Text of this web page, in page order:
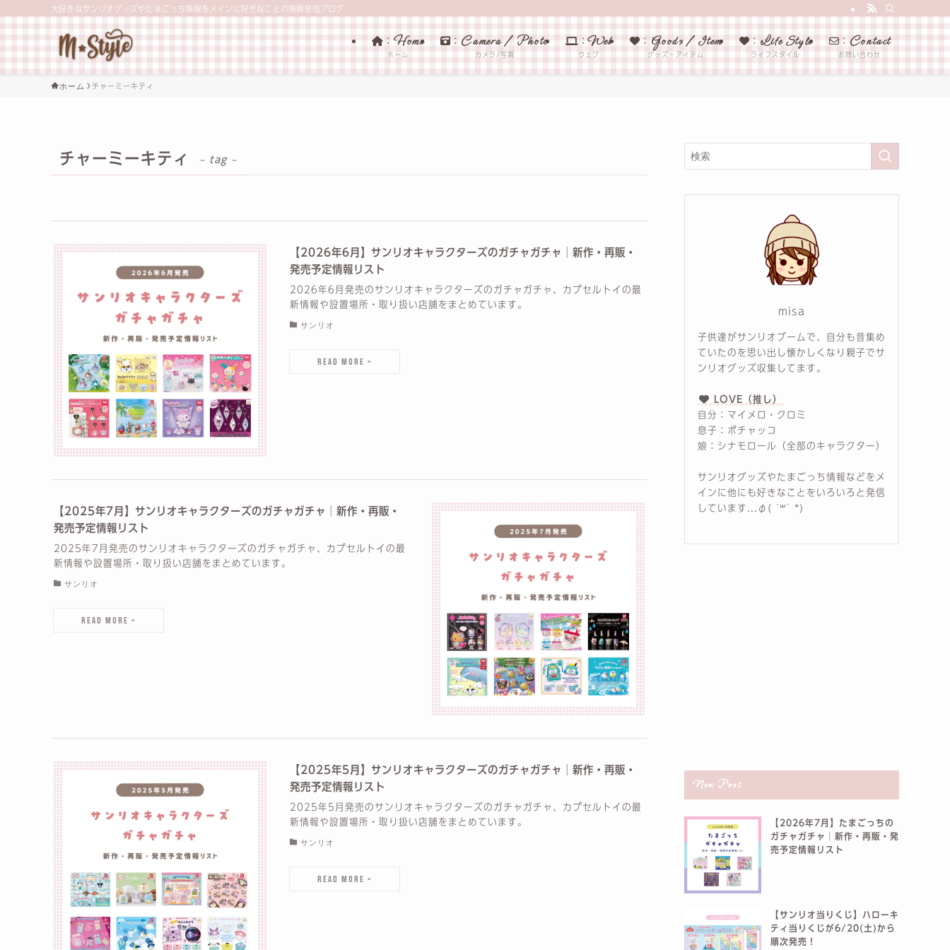
大好きなサンリオグッズやたまごっち情報をメインに好きなことの情報発信ブログ
： Home
ホーム
： Camera / Photo
カメラ/写真
：Web
ウェブ
： Goods / Item
グッズ・アイテム
： Life Style
ライフスタイル
： Contact
お問い合わせ
ホーム チャーミーキティ
チャーミーキティ – tag –
【2026年6月】サンリオキャラクターズのガチャガチャ│新作・再販・
発売予定情報リスト
2026年6月発売のサンリオキャラクターズのガチャガチャ、カプセルトイの最
新情報や設置場所・取り扱い店舗をまとめています。
サンリオ
【2025年7月】サンリオキャラクターズのガチャガチャ│新作・再販・
発売予定情報リスト
2025年7月発売のサンリオキャラクターズのガチャガチャ、カプセルトイの最
新情報や設置場所・取り扱い店舗をまとめています。
サンリオ
【2025年5月】サンリオキャラクターズのガチャガチャ│新作・再販・
発売予定情報リスト
2025年5月発売のサンリオキャラクターズのガチャガチャ、カプセルトイの最
新情報や設置場所・取り扱い店舗をまとめています。
サンリオ
misa
子供達がサンリオブームで、自分も昔集め
ていたのを思い出し懐かしくなり親子でサ
ンリオグッズ収集してます。
LOVE（推し）
自分：マイメロ・クロミ
息子：ポチャッコ
娘：シナモロール（全部のキャラクター）
サンリオグッズやたまごっち情報などをメ
インに他にも好きなことをいろいろと発信
しています...φ( ˙꒳​˙ *)
New Post
【2026年7月】たまごっちの
ガチャガチャ│新作・再販・発
売予定情報リスト
【サンリオ当りくじ】ハローキ
ティ当りくじが6/20(土)から
順次発売！